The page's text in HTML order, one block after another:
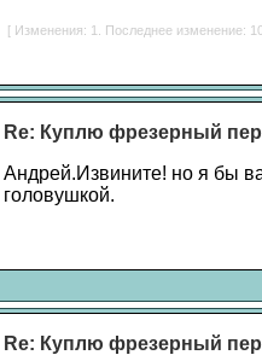
[ Изменения: 1. Последнее изменение:
Re: Куплю фрезерный
Андрей.Извините! но я бы
головушкой.
Re: Куплю фрезерный